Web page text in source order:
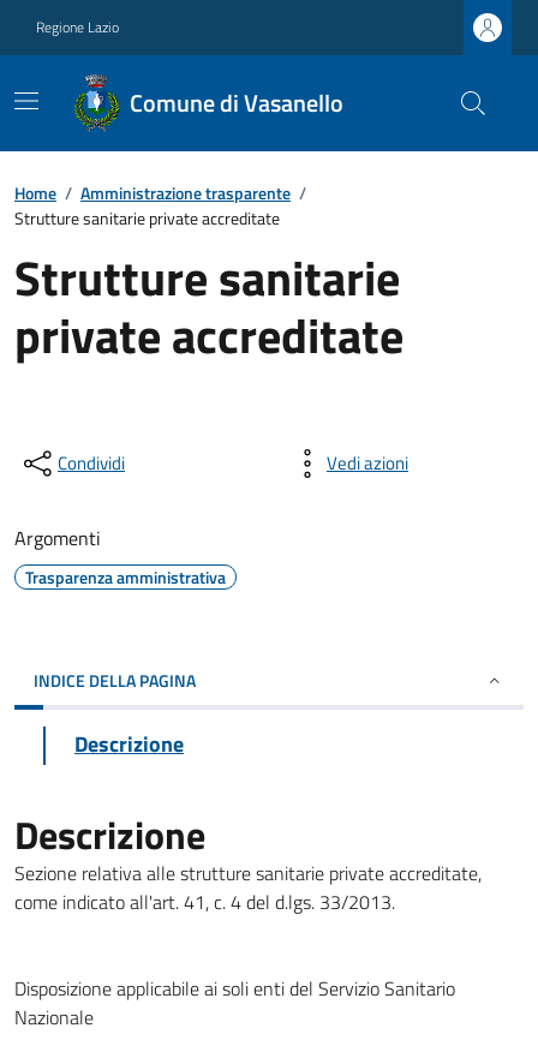
Regione Lazio
Comune di Vasanello
Home / Amministrazione trasparente /
Strutture sanitarie private accreditate
Strutture sanitarie
private accreditate
Condividi Vedi azioni
Argomenti
Trasparenza amministrativa
INDICE DELLA PAGINA
Descrizione
Descrizione
Sezione relativa alle strutture sanitarie private accreditate,
come indicato all'art. 41, c. 4 del d.lgs. 33/2013.
Disposizione applicabile ai soli enti del Servizio Sanitario
Nazionale